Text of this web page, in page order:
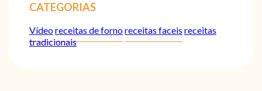
CATEGORIAS
Vídeoreceitas de fornoreceitas faceis receitas
tradicionais